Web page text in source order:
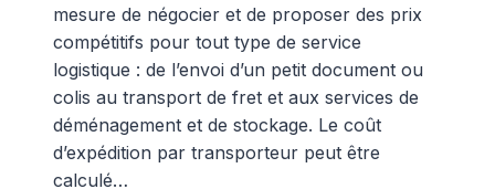
mesure de négocier et de proposer des prix
compétitifs pour tout type de service
logistique : de l’envoi d’un petit document ou
colis au transport de fret et aux services de
déménagement et de stockage. Le coût
d’expédition par transporteur peut être
calculé…